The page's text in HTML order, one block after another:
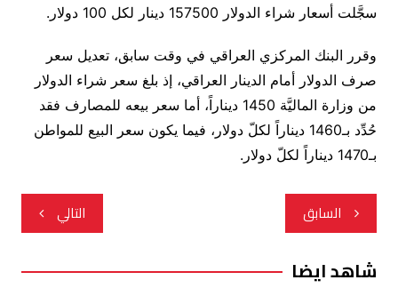
سجَّلت أسعار شراء الدولار 157500 دينار لكل 100 دولار
.
وقرر البنك المركزي العراقي في وقت سابق، تعديل سعر
صرف الدولار أمام الدينار العراقي، إذ بلغ سعر شراء الدولار
من وزارة الماليَّة 1450 ديناراً، أما سعر بيعه للمصارف فقد
حُدِّد بـ1460 ديناراً لكلّ دولار، فيما يكون سعر البيع للمواطن
بـ1470 ديناراً لكلّ دولار.
تصفّح
المقالات
السابق التالي
شاهد ايضا